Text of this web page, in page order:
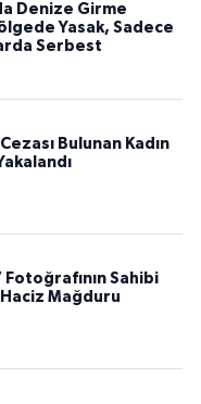
Denize Girme
Yasak, Sadece
Serbest
Bulunan Kadın
Fotoğrafının Sahibi
Mağduru